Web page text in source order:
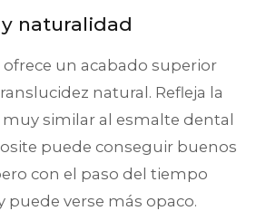
y naturalidad
ofrece un acabado superior
natural. Refleja la
similar al esmalte dental
puede conseguir buenos
con el paso del tiempo
puede verse más opaco.